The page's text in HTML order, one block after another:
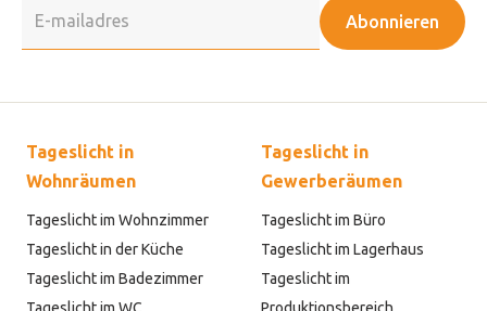
Abonnieren
Tageslicht in
Wohnräumen
Tageslicht im Wohnzimmer
Tageslicht in der Küche
Tageslicht im Badezimmer
Tageslicht im WC
Tageslicht in
Gewerberäumen
Tageslicht im Büro
Tageslicht im Lagerhaus
Tageslicht im
Produktionsbereich